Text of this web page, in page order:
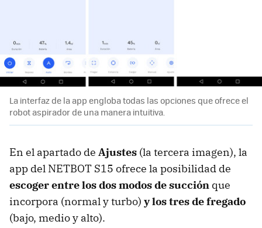
La interfaz de la app engloba todas las opciones que ofrece el
robot aspirador de una manera intuitiva.
En el apartado de Ajustes (la tercera imagen), la
app del NETBOT S15 ofrece la posibilidad de
escoger entre los dos modos de succión que
incorpora (normal y turbo) y los tres de fregado
(bajo, medio y alto).